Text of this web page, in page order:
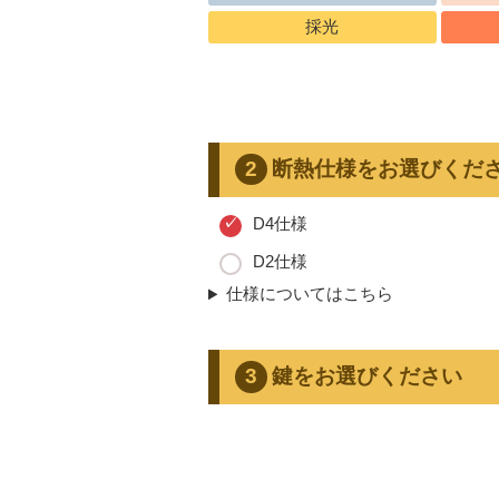
採光
断熱仕様をお選びくだ
D4仕様
D2仕様
仕様についてはこちら
鍵をお選びください